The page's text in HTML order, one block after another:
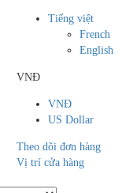
Tiếng việt
French
English
VNĐ
VNĐ
US Dollar
Theo dõi đơn hàng
Vị trí cửa hàng